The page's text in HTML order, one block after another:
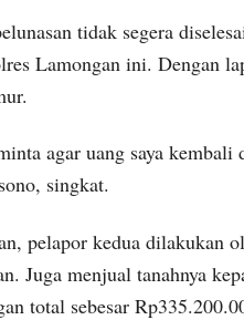
tidak segera
Lamongan ini. Dengan
agar uang saya
singkat.
pelapor kedua dilakukan
Juga menjual tanahnya
total sebesar